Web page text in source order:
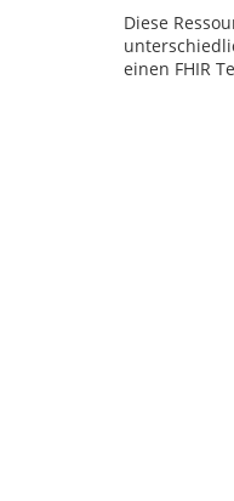
Diese
einen FHIR